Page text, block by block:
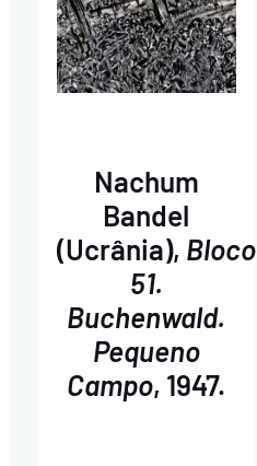
Nachum
Bandel
(Ucrânia), Bloco
51.
Buchenwald.
Pequeno
Campo, 1947.